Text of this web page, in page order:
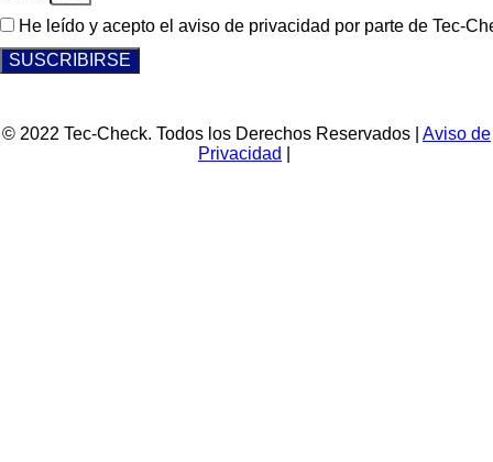
He leído y acepto el aviso de privacidad por parte de Tec-
SUSCRIBIRSE
© 2022 Tec-Check. Todos los Derechos Reservados | Aviso de
Privacidad